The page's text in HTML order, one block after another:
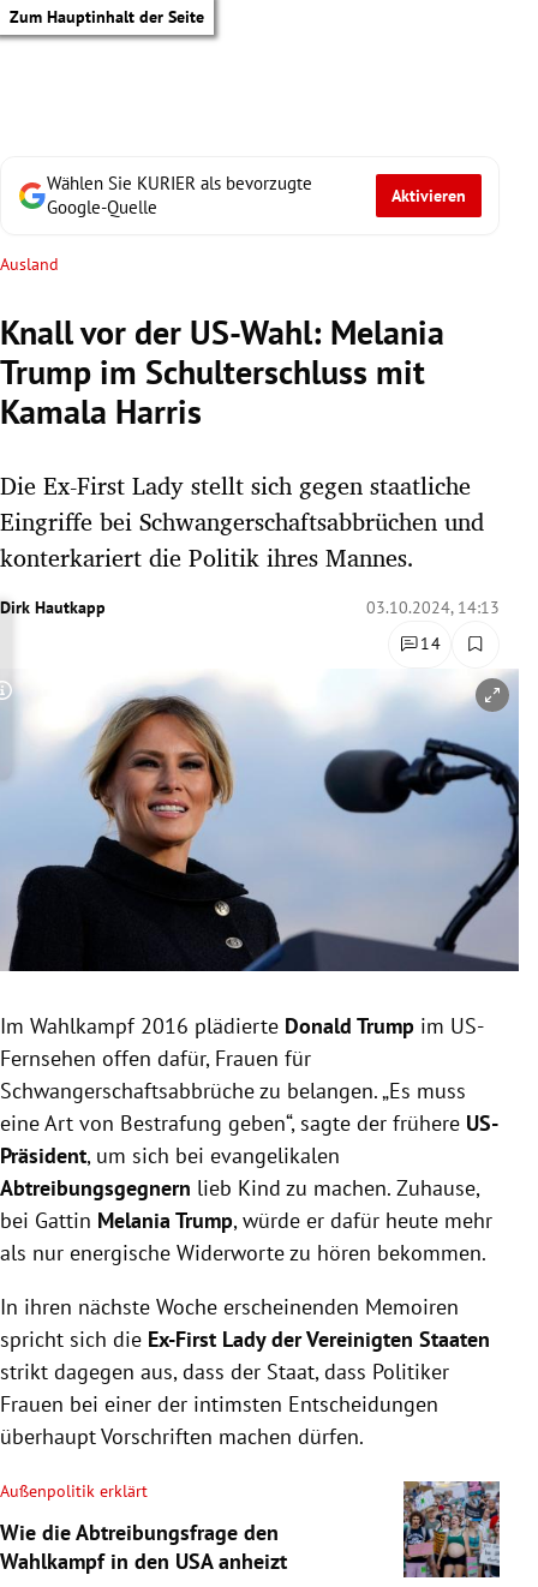
Zum Hauptinhalt der Seite
Untermenü
Untermenü
Untermenü
Untermenü
Untermenü
Untermenü
Untermenü
Untermenü
Untermenü
Wählen Sie KURIER als bevorzugte
Google-Quelle
Aktivieren
Ausland
Knall vor der US-Wahl: Melania
Trump im Schulterschluss mit
Kamala Harris
Die Ex-First Lady stellt sich gegen staatliche
Eingriffe bei Schwangerschaftsabbrüchen und
konterkariert die Politik ihres Mannes.
Dirk Hautkapp
03.10.2024, 14:13
14
Copyright-Hinweis öffnen/schließen
Im Wahlkampf 2016 plädierte Donald Trump im US-
Fernsehen offen dafür, Frauen für
Schwangerschaftsabbrüche zu belangen. „Es muss
eine Art von Bestrafung geben“, sagte der frühere US-
Präsident, um sich bei evangelikalen
Abtreibungsgegnern lieb Kind zu machen. Zuhause,
bei Gattin Melania Trump, würde er dafür heute mehr
als nur energische Widerworte zu hören bekommen.
In ihren nächste Woche erscheinenden Memoiren
spricht sich die Ex-First Lady der Vereinigten Staaten
strikt dagegen aus, dass der Staat, dass Politiker
Frauen bei einer der intimsten Entscheidungen
überhaupt Vorschriften machen dürfen.
Außenpolitik erklärt
Wie die Abtreibungsfrage den
Wahlkampf in den USA anheizt